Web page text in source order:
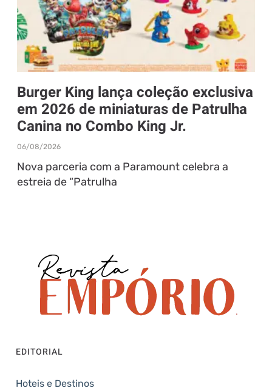
Burger King lança coleção exclusiva
em 2026 de miniaturas de Patrulha
Canina no Combo King Jr.
06/08/2026
Nova parceria com a Paramount celebra a
estreia de “Patrulha
EDITORIAL
Hoteis e Destinos